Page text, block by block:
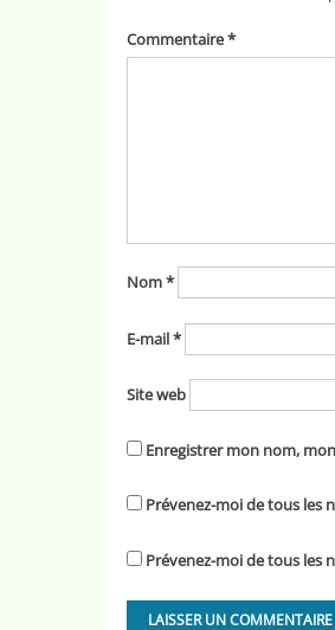
Commentaire*
Nom*
E-mail*
Site web
Enregistrer mon nom,
Prévenez-moi de tous les
Prévenez-moi de tous les